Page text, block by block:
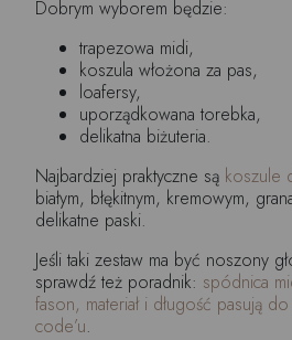
Dobrym wyborem będzie:
trapezowa midi,
koszula włożona za pas,
loafersy,
uporządkowana torebka,
delikatna biżuteria.
Najbardziej praktyczne są koszule
białym, błękitnym, kremowym,
delikatne paski.
Jeśli taki zestaw ma być noszony
sprawdź też poradnik: spódnica
fason, materiał i długość pasują
code’u.